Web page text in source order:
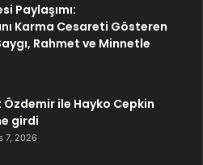
Paylaşımı:
Karma Cesareti Gösteren
Rahmet ve Minnetle
Özdemir ile Hayko Cepkin
girdi
7, 2026